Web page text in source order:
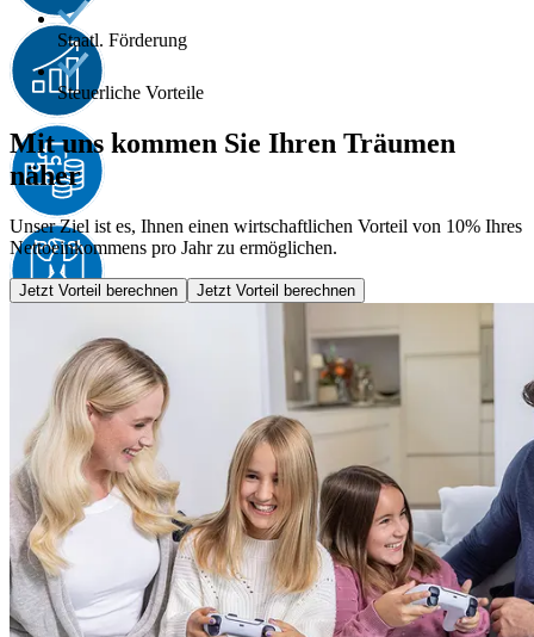
Staatl. Förderung
Steuerliche Vorteile
Mit uns kommen Sie Ihren Träumen
näher
Unser Ziel ist es, Ihnen einen wirtschaftlichen Vorteil von 10% Ihres
Nettoeinkommens pro Jahr zu ermöglichen.
Jetzt Vorteil berechnen Jetzt Vorteil berechnen